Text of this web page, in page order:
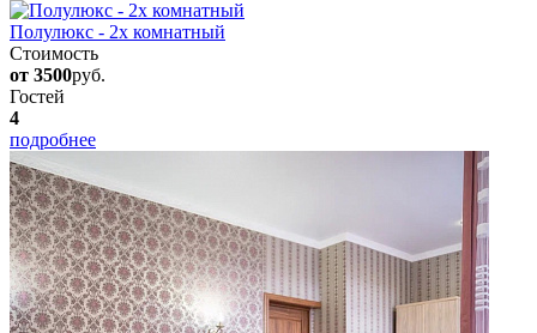
Полулюкс - 2х комнатный
Стоимость
от 3500руб.
Гостей
4
подробнее